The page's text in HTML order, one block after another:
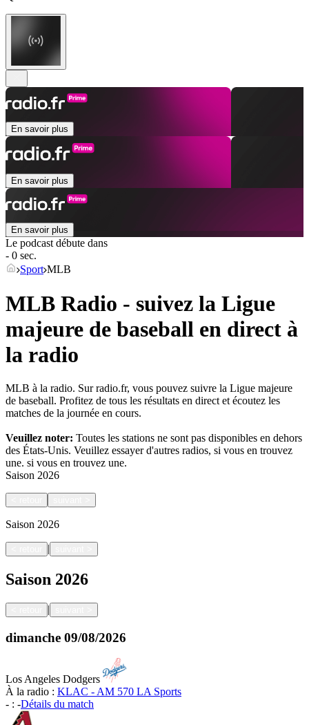
En savoir plus
En savoir plus
En savoir plus
Le podcast débute dans
- 0 sec.
Sport MLB
MLB Radio - suivez la Ligue
majeure de baseball en direct à
la radio
MLB à la radio. Sur radio.fr, vous pouvez suivre la Ligue majeure
de baseball. Profitez de tous les résultats en direct et écoutez les
matches de la journée en cours.
Veuillez noter: Toutes les stations ne sont pas disponibles en dehors
des États-Unis. Veuillez essayer d'autres radios, si vous en trouvez
une. si vous en trouvez une.
Saison 2026
Saison 2026
|
Saison 2026
|
dimanche 09/08/2026
Los Angeles Dodgers
À la radio : KLAC - AM 570 LA Sports
- : -Détails du match